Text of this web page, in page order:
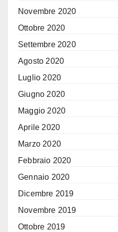
Novembre 2020
Ottobre 2020
Settembre 2020
Agosto 2020
Luglio 2020
Giugno 2020
Maggio 2020
Aprile 2020
Marzo 2020
Febbraio 2020
Gennaio 2020
Dicembre 2019
Novembre 2019
Ottobre 2019